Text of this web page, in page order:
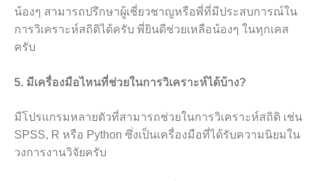
น้องๆ สามารถปรึกษาผู้เชี่ยวชาญหรือพี่ที่มีประสบการณ์ใน
การวิเคราะห์สถิติได้ครับ พี่ยินดีช่วยเหลือน้องๆ ในทุกเคส
ครับ
5. มีเครื่องมือไหนที่ช่วยในการวิเคราะห์ได้บ้าง?
มีโปรแกรมหลายตัวที่สามารถช่วยในการวิเคราะห์สถิติ เช่น
SPSS, R หรือ Python ซึ่งเป็นเครื่องมือที่ได้รับความนิยมใน
วงการงานวิจัยครับ